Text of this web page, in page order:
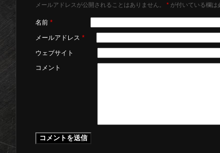
メールアドレスが公開されることはありません。 * が付いている欄は
名前 *
メールアドレス *
ウェブサイト
コメント